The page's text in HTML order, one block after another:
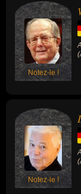
Notez-le !
Notez-le !